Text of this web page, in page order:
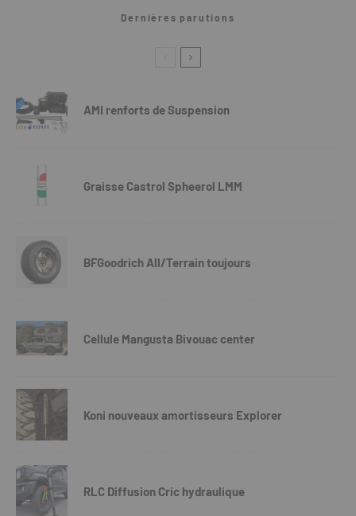
Dernières parutions
AMI renforts de Suspension
Graisse Castrol Spheerol LMM
BFGoodrich All/Terrain toujours
Cellule Mangusta Bivouac center
Koni nouveaux amortisseurs Explorer
RLC Diffusion Cric hydraulique